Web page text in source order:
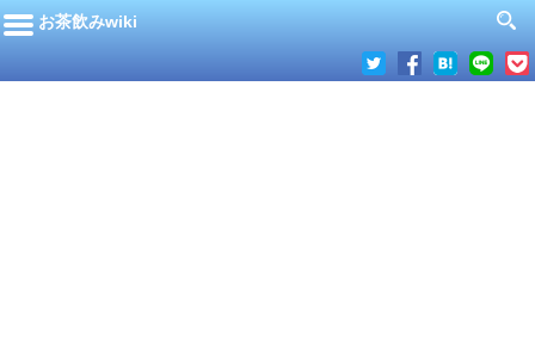
お茶飲みwiki